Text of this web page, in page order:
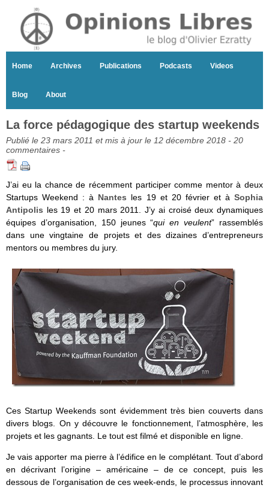
Home Archives Publications Podcasts Videos
Blog About
La force pédagogique des startup weekends
Publié le 23 mars 2011 et mis à jour le 12 décembre 2018 - 20
commentaires -
J’ai eu la chance de récemment participer comme mentor à deux
Startups Weekend : à Nantes les 19 et 20 février et àSophia
Antipolis les 19 et 20 mars 2011. J’y ai croisé deux dynamiques
équipes d’organisation, 150 jeunes “qui en veulent” rassemblés
dans une vingtaine de projets et des dizaines d’entrepreneurs
mentors ou membres du jury.
Ces Startup Weekends sont évidemment très bien couverts dans
divers blogs. On y découvre le fonctionnement, l’atmosphère, les
projets et les gagnants. Le tout est filmé et disponible en ligne.
Je vais apporter ma pierre à l’édifice en le complétant. Tout d’abord
en décrivant l’origine – américaine – de ce concept, puis les
dessous de l’organisation de ces week-ends, le processus innovant